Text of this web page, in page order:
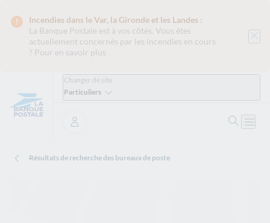
Incendies dans le Var, la Gironde et les Landes :
La Banque Postale est à vos côtés. Vous êtes
actuellement concernés par les incendies en cours
? Pour en savoir plus
Changer de site
Particuliers
Se connecter
Résultats de recherche des bureaux de poste